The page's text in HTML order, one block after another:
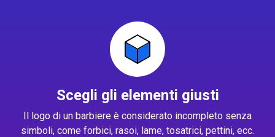
Scegli gli elementi giusti
Il logo di un barbiere è considerato incompleto senza
simboli, come forbici, rasoi, lame, tosatrici, pettini, ecc.